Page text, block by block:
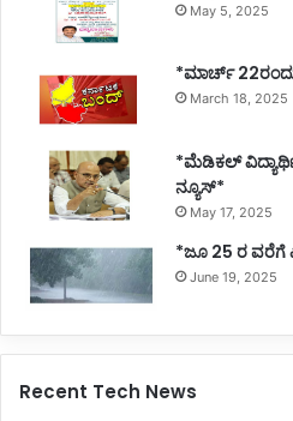
May 5, 2025
*ಮಾರ್ಚ್ 22ರಂದು
March 18, 2025
*ಮೆಡಿಕಲ್
ನ್ಯೂಸ್*
May 17, 2025
*ಜೂ 25 ರ ವರೆಗೆ
June 19, 2025
Recent Tech News